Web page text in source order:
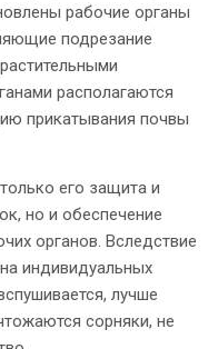
рабочие органы
подрезание
располагаются
прикатывания почвы
его защита и
но и обеспечение
органов. Вследствие
индивидуальных
лучше
сорняки, не